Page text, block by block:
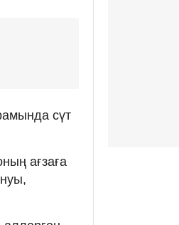
сүт
ағзаға